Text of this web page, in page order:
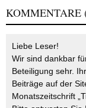
KOMMENTARE
Liebe Leser!
Wir sind dankbar
Beteiligung sehr.
Beiträge auf der
Monatszeitschrift